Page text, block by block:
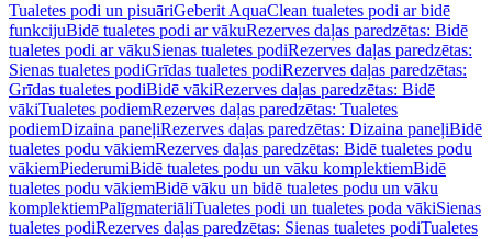
Tualetes podi un pisuāriGeberit AquaClean tualetes podi ar bidē
funkcijuBidē tualetes podi ar vākuRezerves daļas paredzētas: Bidē
tualetes podi ar vākuSienas tualetes podiRezerves daļas paredzētas:
Sienas tualetes podiGrīdas tualetes podiRezerves daļas paredzētas:
Grīdas tualetes podiBidē vākiRezerves daļas paredzētas: Bidē
vākiTualetes podiemRezerves daļas paredzētas: Tualetes
podiemDizaina paneļiRezerves daļas paredzētas: Dizaina paneļiBidē
tualetes podu vākiemRezerves daļas paredzētas: Bidē tualetes podu
vākiemPiederumiBidē tualetes podu un vāku komplektiemBidē
tualetes podu vākiemBidē vāku un bidē tualetes podu un vāku
komplektiemPalīgmateriāliTualetes podi un tualetes poda vākiSienas
tualetes podiRezerves daļas paredzētas: Sienas tualetes podiTualetes